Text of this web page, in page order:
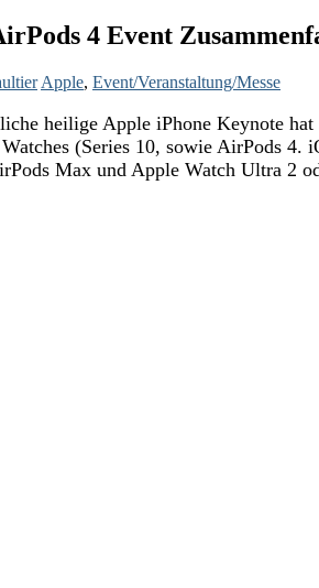
4 Event
Apple, Event/Veranstaltung/Messe
heilige Apple iPhone Keynote
(Series 10, sowie AirPods
Max und Apple Watch Ultra 2